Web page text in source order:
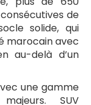
de
solide, qui
marocain avec
au-delà d’un
une gamme
SUV